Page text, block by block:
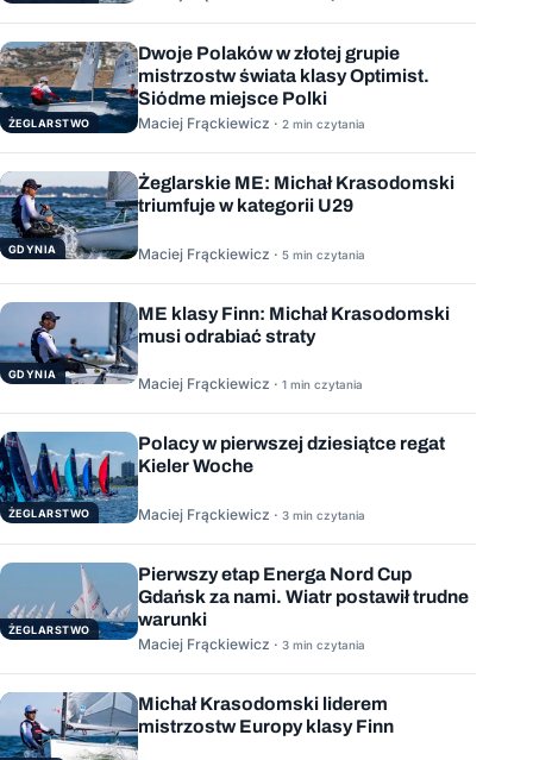
ŻEGLARSTWO
Dwoje Polaków w złotej grupie
mistrzostw świata klasy Optimist.
Siódme miejsce Polki
Maciej Frąckiewicz · 2 min czytania
GDYNIA
Żeglarskie ME: Michał Krasodomski
triumfuje w kategorii U29
Maciej Frąckiewicz · 5 min czytania
GDYNIA
ME klasy Finn: Michał Krasodomski
musi odrabiać straty
Maciej Frąckiewicz · 1 min czytania
ŻEGLARSTWO
Polacy w pierwszej dziesiątce regat
Kieler Woche
Maciej Frąckiewicz · 3 min czytania
ŻEGLARSTWO
Pierwszy etap Energa Nord Cup
Gdańsk za nami. Wiatr postawił trudne
warunki
Maciej Frąckiewicz · 3 min czytania
Michał Krasodomski liderem
mistrzostw Europy klasy Finn